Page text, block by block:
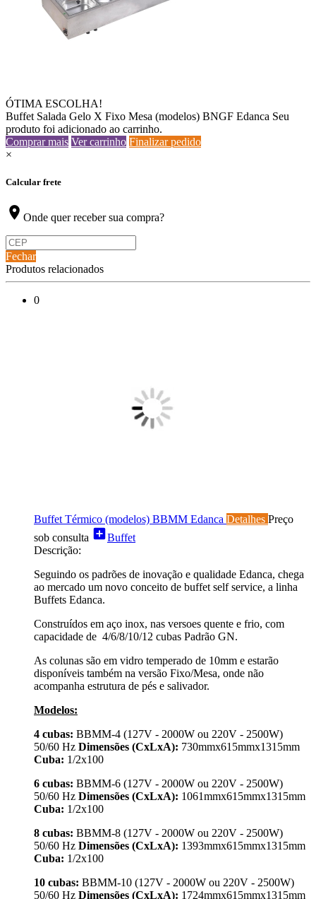
ÓTIMA ESCOLHA!
Buffet Salada Gelo X Fixo Mesa (modelos) BNGF Edanca Seu
produto foi adicionado ao carrinho.
Comprar mais Ver carrinho Finalizar pedido
×
Calcular frete
location_on Onde quer receber sua compra?
Fechar
Produtos relacionados
0
Buffet Térmico (modelos) BBMM Edanca Detalhes Preço
sob consulta add_boxBuffet
Descrição:
Seguindo os padrões de inovação e qualidade Edanca, chega
ao mercado um novo conceito de buffet self service, a linha
Buffets Edanca.
Construídos em aço inox, nas versoes quente e frio, com
capacidade de 4/6/8/10/12 cubas Padrão GN.
As colunas são em vidro temperado de 10mm e estarão
disponíveis também na versão Fixo/Mesa, onde não
acompanha estrutura de pés e salivador.
Modelos:
4 cubas: BBMM-4 (127V - 2000W ou 220V - 2500W)
50/60 Hz Dimensões (CxLxA): 730mmx615mmx1315mm
Cuba: 1/2x100
6 cubas: BBMM-6 (127V - 2000W ou 220V - 2500W)
50/60 Hz Dimensões (CxLxA): 1061mmx615mmx1315mm
Cuba: 1/2x100
8 cubas: BBMM-8 (127V - 2000W ou 220V - 2500W)
50/60 Hz Dimensões (CxLxA): 1393mmx615mmx1315mm
Cuba: 1/2x100
10 cubas: BBMM-10 (127V - 2000W ou 220V - 2500W)
50/60 Hz Dimensões (CxLxA): 1724mmx615mmx1315mm